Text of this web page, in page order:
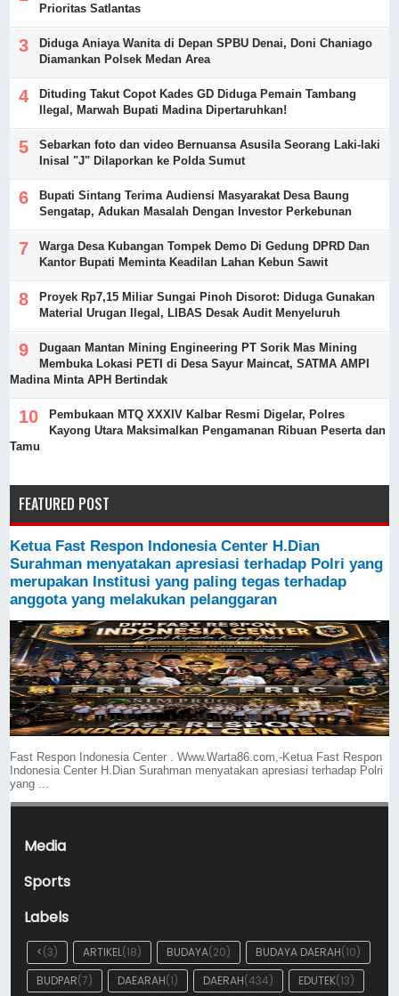
Prioritas Satlantas
Diduga Aniaya Wanita di Depan SPBU Denai, Doni Chaniago
Diamankan Polsek Medan Area
Dituding Takut Copot Kades GD Diduga Pemain Tambang
Ilegal, Marwah Bupati Madina Dipertaruhkan!
Sebarkan foto dan video Bernuansa Asusila Seorang Laki-laki
Inisal "J" Dilaporkan ke Polda Sumut
Bupati Sintang Terima Audiensi Masyarakat Desa Baung
Sengatap, Adukan Masalah Dengan Investor Perkebunan
Warga Desa Kubangan Tompek Demo Di Gedung DPRD Dan
Kantor Bupati Meminta Keadilan Lahan Kebun Sawit
Proyek Rp7,15 Miliar Sungai Pinoh Disorot: Diduga Gunakan
Material Urugan Ilegal, LIBAS Desak Audit Menyeluruh
Dugaan Mantan Mining Engineering PT Sorik Mas Mining
Membuka Lokasi PETI di Desa Sayur Maincat, SATMA AMPI
Madina Minta APH Bertindak
Pembukaan MTQ XXXIV Kalbar Resmi Digelar, Polres
Kayong Utara Maksimalkan Pengamanan Ribuan Peserta dan
Tamu
FEATURED POST
Ketua Fast Respon Indonesia Center H.Dian
Surahman menyatakan apresiasi terhadap Polri yang
merupakan Institusi yang paling tegas terhadap
anggota yang melakukan pelanggaran
Fast Respon Indonesia Center . Www.Warta86.com,-Ketua Fast Respon
Indonesia Center H.Dian Surahman menyatakan apresiasi terhadap Polri
yang ...
Media
Sports
Labels
<(3) ARTIKEL(18) BUDAYA(20) BUDAYA DAERAH(10)
BUDPAR(7) DAEARAH(1) DAERAH(434) EDUTEK(13)